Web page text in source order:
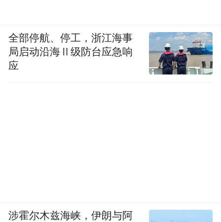
全部停航、停工，浙江海事
局启动沿海Ⅱ级防台应急响
应
涉霍尔木兹海峡，伊朗与阿